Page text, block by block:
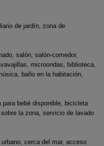
de jardín, zona de
salón, salón-comedor,
microondas, biblioteca,
baño en la habitación,
bebé disponible, bicicleta
la zona, servicio de lavado
cerca del mar, acceso